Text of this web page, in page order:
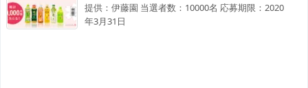
提供：伊藤園 当選者数：10000名 応募期限：2020
年3月31日